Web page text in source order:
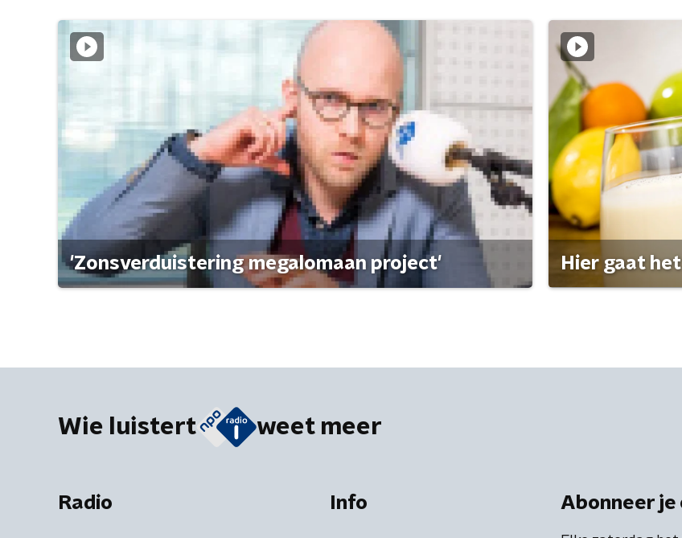
'Zonsverduistering megalomaan project' Hier gaat
Wie luistert weet meer
Radio Info Abonneer je